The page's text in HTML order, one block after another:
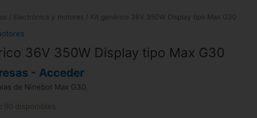
/ Electrónica y motores / Kit genérico 36V 350W Display tipo Max G30
36V 350W Display tipo Max G30
- Acceder
de Ninebot Max G30.
90 disponibles